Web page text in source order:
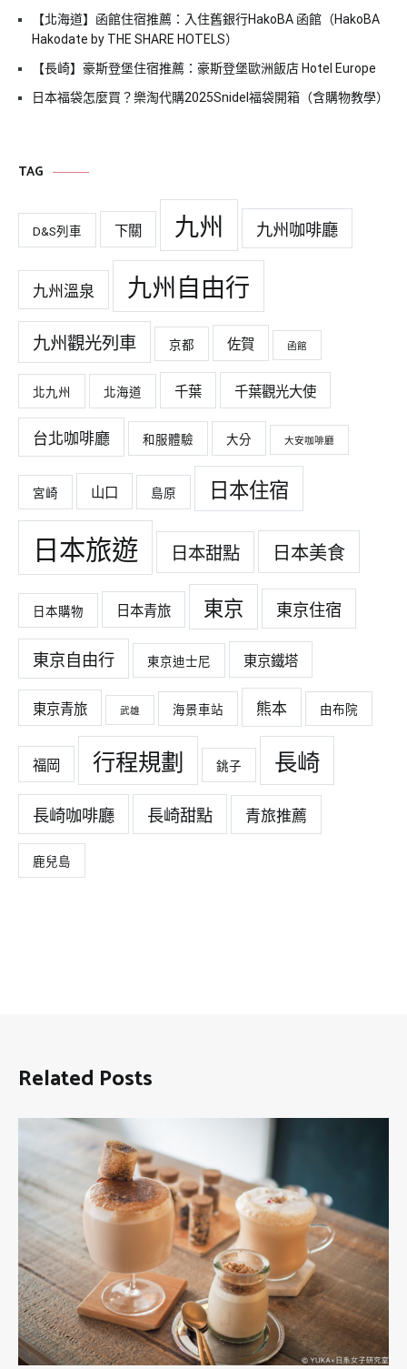
【北海道】函館住宿推薦：入住舊銀行HakoBA 函館（HakoBA
Hakodate by THE SHARE HOTELS）
【長崎】豪斯登堡住宿推薦：豪斯登堡歐洲飯店 Hotel Europe
日本福袋怎麼買？樂淘代購2025Snidel福袋開箱（含購物教學）
TAG
D&S列車 下關 九州 九州咖啡廳
九州溫泉 九州自由行
九州觀光列車 京都 佐賀 函館
北九州 北海道 千葉 千葉觀光大使
台北咖啡廳 和服體驗 大分 大安咖啡廳
宮崎 山口 島原 日本住宿
日本旅遊 日本甜點 日本美食
日本購物 日本青旅 東京 東京住宿
東京自由行 東京迪士尼 東京鐵塔
東京青旅 武雄 海景車站 熊本 由布院
福岡 行程規劃 銚子 長崎
長崎咖啡廳 長崎甜點 青旅推薦
鹿兒島
Related Posts